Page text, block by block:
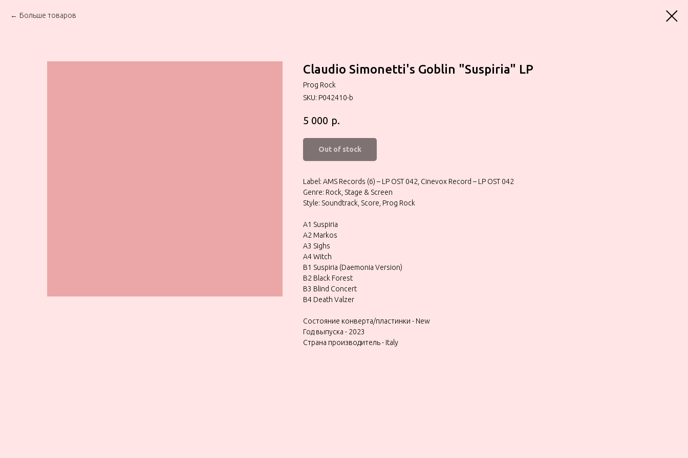
Больше товаров
Claudio Simonetti's Goblin "Suspiria" LP
Prog Rock
SKU: P042410-b
5 000 р.
Out of stock
Label: AMS Records (6) – LP OST 042, Cinevox Record – LP OST 042
Genre: Rock, Stage & Screen
Style: Soundtrack, Score, Prog Rock
A1 Suspiria
A2 Markos
A3 Sighs
A4 Witch
B1 Suspiria (Daemonia Version)
B2 Black Forest
B3 Blind Concert
B4 Death Valzer
Состояние конверта/пластинки - New
Год выпуска - 2023
Страна производитель - Italy